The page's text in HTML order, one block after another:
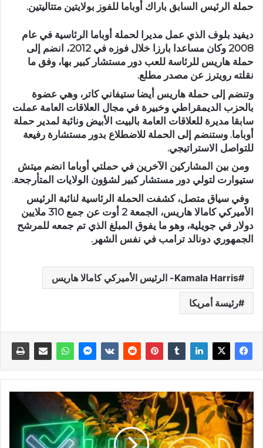
حملة الرئيس السابق باراك أوباما للفوز بولايتين متتاليتين.
ديفيد بلوف الذي عمل مديرا لحملة أوباما الرئاسية في عام
2008 وكان مساعدا بارزا خلال فوزه في 2012، انضم إلى
حملة هاريس للرئاسة للعب دور مستشار كبير بها، وفق ما
نقلته رويترز عن مصدر مطلع.
وتنضم إلى حملة هاريس أيضا ستيفاني كاتر، وهي عضوة
بالحزب الديمقراطي وخبيرة في مجال العلاقات العامة عملت
سابقا مديرة للعلاقات العامة بالبيت الأبيض ونائبة لمدير حملة
أوباما. وستنضم إلى الحملة للاضطلاع بدور مستشارة رفيعة
للتواصل الاستراتيجي.
ومن بين المشاركين الآخرين في حملتي أوباما انضم ميتش
ستيوارت لتولي دور مستشار كبير لشؤون الولايات المتأرجحة.
وفي سياق متصل، كشفت الحملة الرئاسية لنائبة الرئيس
الأميركي كامالا هاريس، الجمعة 2 أوت عن جمع 310 ملايين
دولار في جويلية، وهو ما يفوق المبلغ الذي تم جمعه للمرشح
الجمهوري دونالد ترامب في نفس الشهر.
Kamala Harris- الرئيس الأميركي كامالا هاريس
رئيسة أمريكا